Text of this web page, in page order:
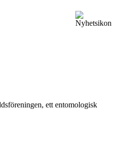
ett entomologisk